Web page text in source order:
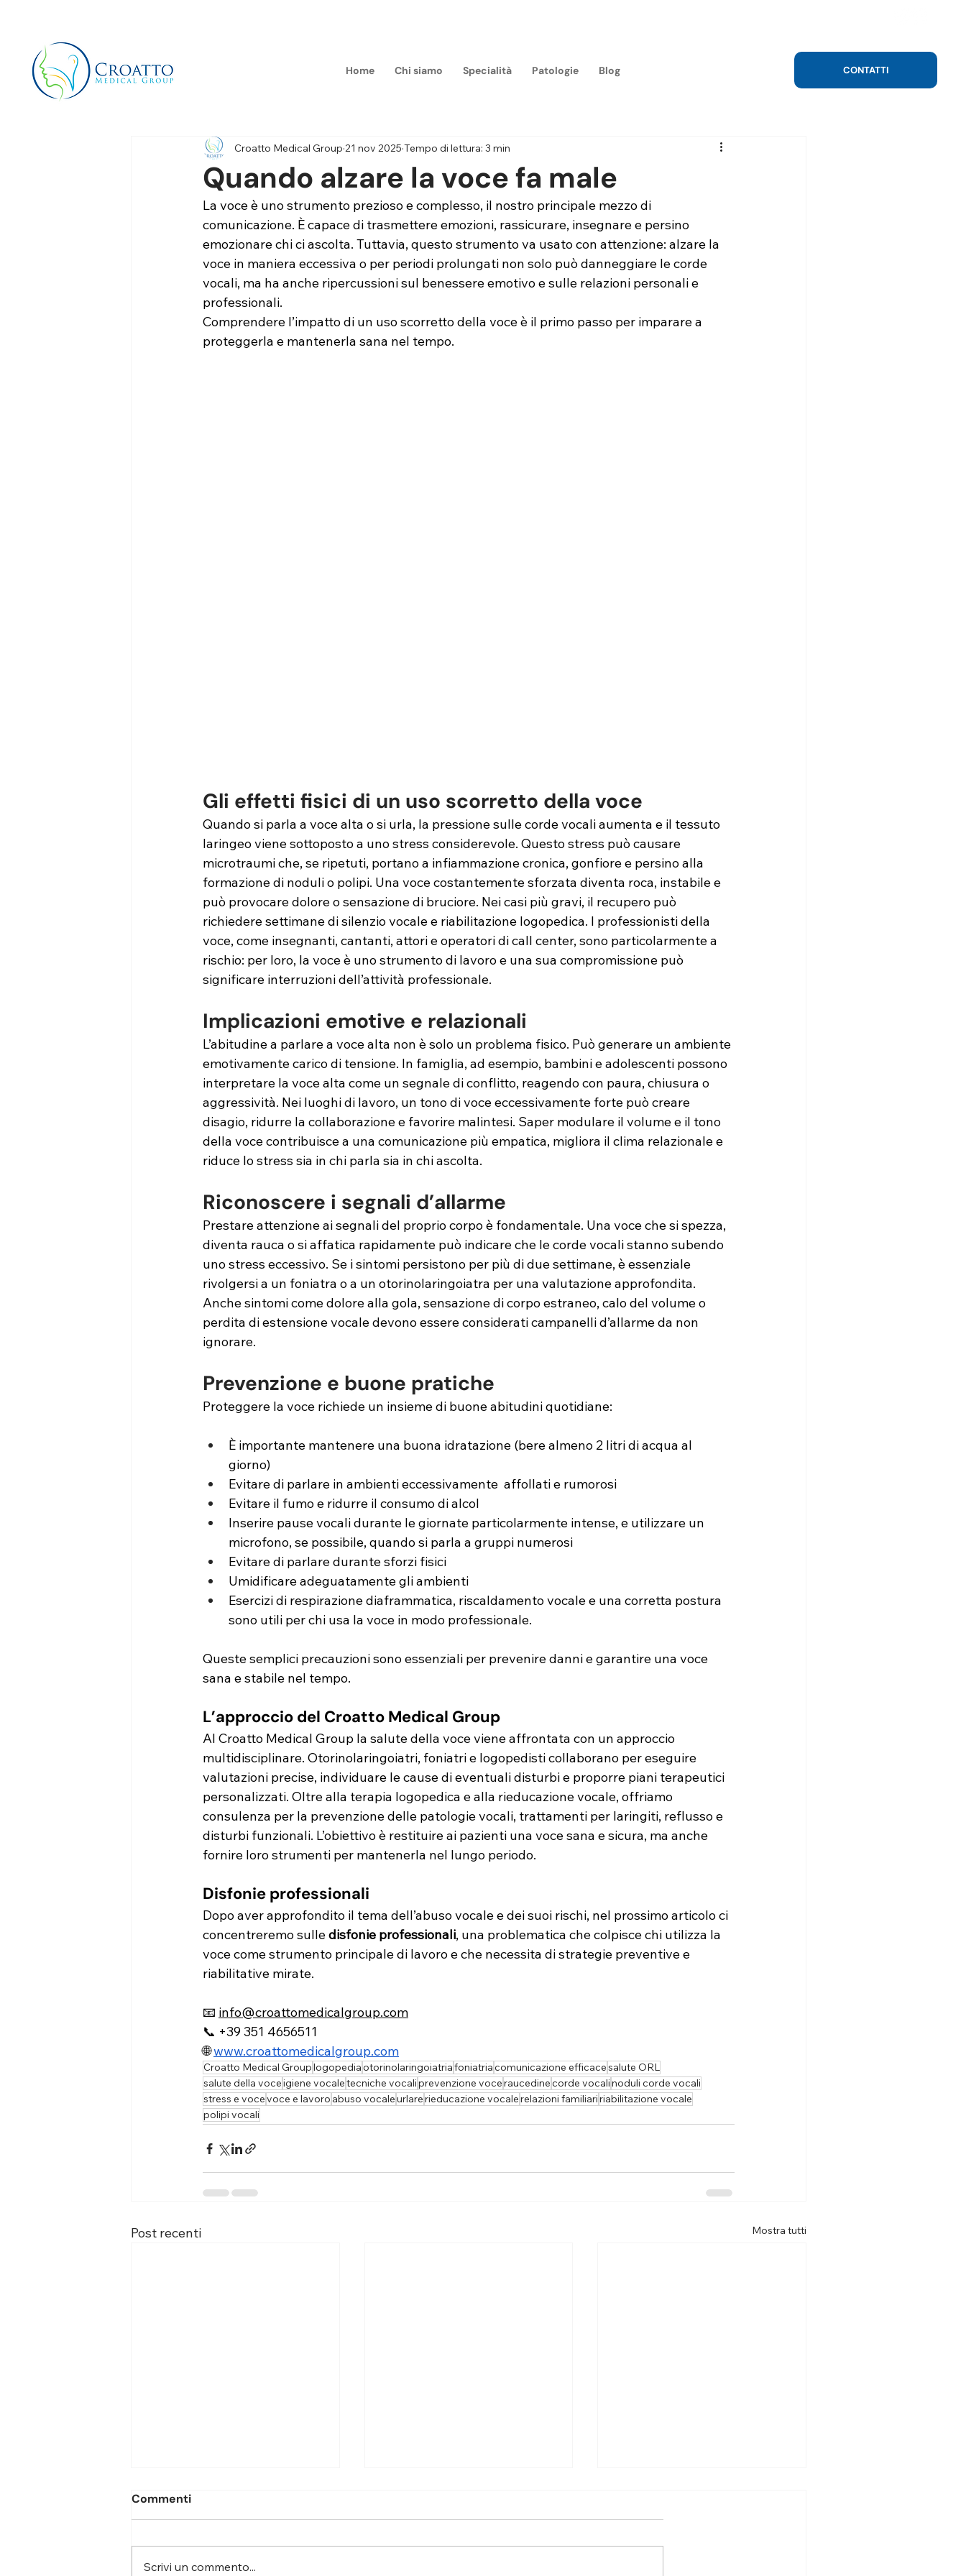
Home Chi siamo Specialità Patologie Blog CONTATTI
Quando alzare la voce fa male
Croatto Medical Group 21 nov 2025 Tempo di lettura: 3 min
La voce è uno strumento prezioso e complesso, il nostro principale mezzo di
comunicazione. È capace di trasmettere emozioni, rassicurare, insegnare e persino
emozionare chi ci ascolta. Tuttavia, questo strumento va usato con attenzione: alzare la
voce in maniera eccessiva o per periodi prolungati non solo può danneggiare le corde
vocali, ma ha anche ripercussioni sul benessere emotivo e sulle relazioni personali e
professionali.
Comprendere l’impatto di un uso scorretto della voce è il primo passo per imparare a
proteggerla e mantenerla sana nel tempo.
Gli effetti fisici di un uso scorretto della voce
Quando si parla a voce alta o si urla, la pressione sulle corde vocali aumenta e il tessuto
laringeo viene sottoposto a uno stress considerevole. Questo stress può causare
microtraumi che, se ripetuti, portano a infiammazione cronica, gonfiore e persino alla
formazione di noduli o polipi. Una voce costantemente sforzata diventa roca, instabile e
può provocare dolore o sensazione di bruciore. Nei casi più gravi, il recupero può
richiedere settimane di silenzio vocale e riabilitazione logopedica. I professionisti della
voce, come insegnanti, cantanti, attori e operatori di call center, sono particolarmente a
rischio: per loro, la voce è uno strumento di lavoro e una sua compromissione può
significare interruzioni dell’attività professionale.
Implicazioni emotive e relazionali
L’abitudine a parlare a voce alta non è solo un problema fisico. Può generare un ambiente
emotivamente carico di tensione. In famiglia, ad esempio, bambini e adolescenti possono
interpretare la voce alta come un segnale di conflitto, reagendo con paura, chiusura o
aggressività. Nei luoghi di lavoro, un tono di voce eccessivamente forte può creare
disagio, ridurre la collaborazione e favorire malintesi. Saper modulare il volume e il tono
della voce contribuisce a una comunicazione più empatica, migliora il clima relazionale e
riduce lo stress sia in chi parla sia in chi ascolta.
Riconoscere i segnali d’allarme
Prestare attenzione ai segnali del proprio corpo è fondamentale. Una voce che si spezza,
diventa rauca o si affatica rapidamente può indicare che le corde vocali stanno subendo
uno stress eccessivo. Se i sintomi persistono per più di due settimane, è essenziale
rivolgersi a un foniatra o a un otorinolaringoiatra per una valutazione approfondita.
Anche sintomi come dolore alla gola, sensazione di corpo estraneo, calo del volume o
perdita di estensione vocale devono essere considerati campanelli d’allarme da non
ignorare.
Prevenzione e buone pratiche
Proteggere la voce richiede un insieme di buone abitudini quotidiane:
È importante mantenere una buona idratazione (bere almeno 2 litri di acqua al
giorno)
Evitare di parlare in ambienti eccessivamente  affollati e rumorosi
Evitare il fumo e ridurre il consumo di alcol
Inserire pause vocali durante le giornate particolarmente intense, e utilizzare un
microfono, se possibile, quando si parla a gruppi numerosi
Evitare di parlare durante sforzi fisici
Umidificare adeguatamente gli ambienti
Esercizi di respirazione diaframmatica, riscaldamento vocale e una corretta postura
sono utili per chi usa la voce in modo professionale.
Queste semplici precauzioni sono essenziali per prevenire danni e garantire una voce
sana e stabile nel tempo.
L’approccio del Croatto Medical Group
Al Croatto Medical Group la salute della voce viene affrontata con un approccio
multidisciplinare. Otorinolaringoiatri, foniatri e logopedisti collaborano per eseguire
valutazioni precise, individuare le cause di eventuali disturbi e proporre piani terapeutici
personalizzati. Oltre alla terapia logopedica e alla rieducazione vocale, offriamo
consulenza per la prevenzione delle patologie vocali, trattamenti per laringiti, reflusso e
disturbi funzionali. L’obiettivo è restituire ai pazienti una voce sana e sicura, ma anche
fornire loro strumenti per mantenerla nel lungo periodo.
Disfonie professionali
Dopo aver approfondito il tema dell’abuso vocale e dei suoi rischi, nel prossimo articolo ci
concentreremo sulle disfonie professionali, una problematica che colpisce chi utilizza la
voce come strumento principale di lavoro e che necessita di strategie preventive e
riabilitative mirate.
📧 info@croattomedicalgroup.com
📞 +39 351 4656511
🌐 www.croattomedicalgroup.com
Croatto Medical Grouplogopediaotorinolaringoiatriafoniatriacomunicazione efficacesalute ORL
salute della voceigiene vocaletecniche vocaliprevenzione voceraucedinecorde vocalinoduli corde vocali
stress e vocevoce e lavoro abuso vocaleurlarerieducazione vocalerelazioni familiaririabilitazione vocale
polipi vocali
Post recenti Mostra tutti
Commenti
Scrivi un commento...